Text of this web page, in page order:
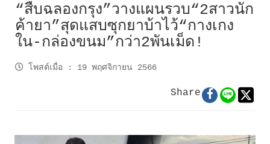
“สืบฉลองกรุง”วางแผนรวบ“2สาวนัก
ค้ายา”สุดแสบซุกยาบ้าไว้“กางเกง
ใน-กล่องขนม”กว่า2พันเม็ด!
โพสต์เมื่อ : 19 พฤศจิกายน 2566
Share